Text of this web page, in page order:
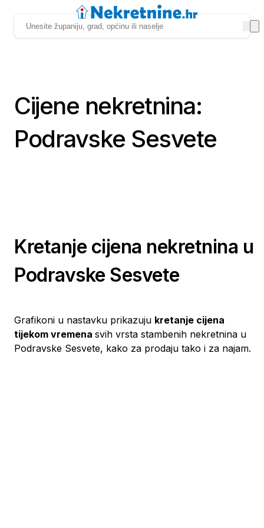
Cijene nekretnina:
Podravske Sesvete
Kretanje cijena nekretnina u
Podravske Sesvete
Grafikoni u nastavku prikazuju kretanje cijena
tijekom vremena svih vrsta stambenih nekretnina u
Podravske Sesvete, kako za prodaju tako i za najam.